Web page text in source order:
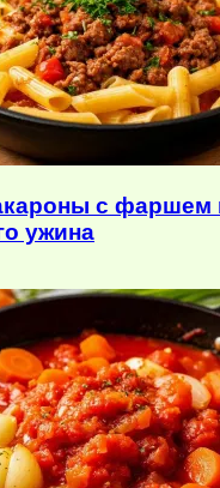
с фаршем
ужина